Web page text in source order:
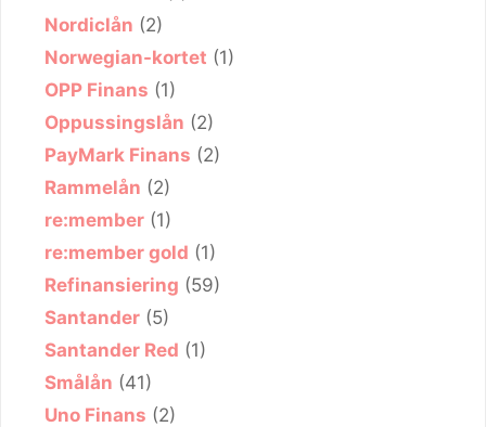
Nordiclån (2)
Norwegian-kortet (1)
OPP Finans (1)
Oppussingslån (2)
PayMark Finans (2)
Rammelån (2)
re:member (1)
re:member gold (1)
Refinansiering (59)
Santander (5)
Santander Red (1)
Smålån (41)
Uno Finans (2)